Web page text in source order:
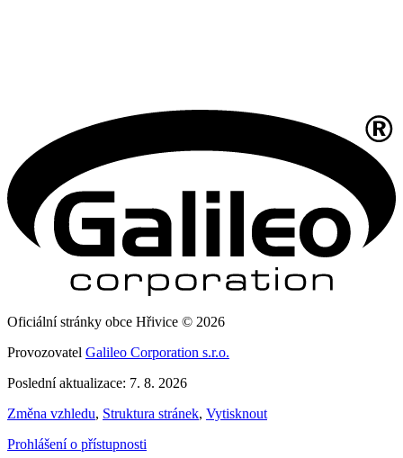
Oficiální stránky obce Hřivice © 2026
Provozovatel Galileo Corporation s.r.o.
Poslední aktualizace: 7. 8. 2026
Změna vzhledu, Struktura stránek, Vytisknout
Prohlášení o přístupnosti